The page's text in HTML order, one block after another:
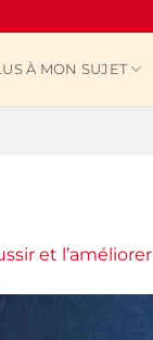
À MON SUJET
et l’améliorer